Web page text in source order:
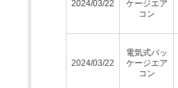
2024/03/22
ケージエア
コン
2024/03/22
電気式パッ
ケージエア
コン